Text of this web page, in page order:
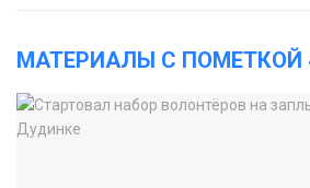
МАТЕРИАЛЫ С ПОМЕТКОЙ